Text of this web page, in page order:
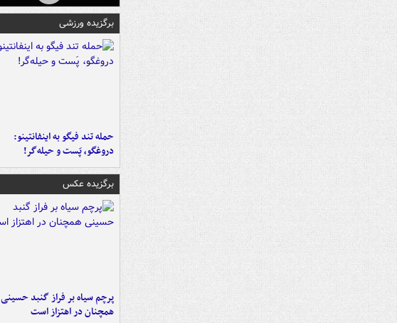
برگزیده ورزشی
حمله تند فیگو به اینفانتینو:
دروغگو، پَست‌ و حیله‌گر!
برگزیده عکس
پرچم سیاه بر فراز گنبد حسینی
همچنان در اهتزاز است